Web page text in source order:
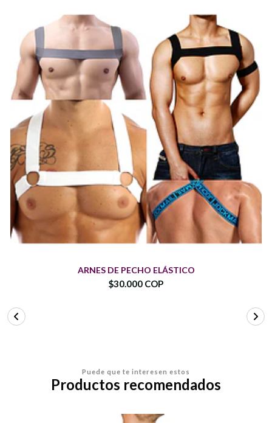
ARNES DE PECHO ELÁSTICO
$30.000 COP
Puede que te interesen estos
Productos recomendados